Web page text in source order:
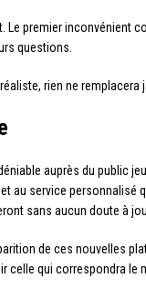
premier inconvénient
questions.
rien ne
auprès du public
au service
sans aucun doute à
de ces nouvelles
celle qui correspondra le